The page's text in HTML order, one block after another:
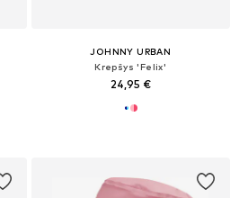
JOHNNY URBAN
Krepšys 'Felix'
24,95 €